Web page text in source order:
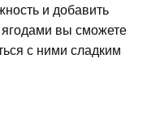
и добавить
вы сможете
с ними сладким